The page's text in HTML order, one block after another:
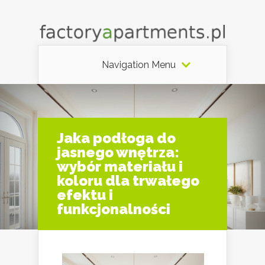
Navigation Menu
Jaka podłoga do
jasnego wnętrza:
wybór materiału i
koloru dla trwałego
efektu i
funkcjonalności